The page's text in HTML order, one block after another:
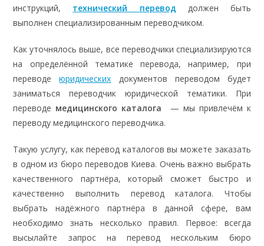
инструкций, технический перевод
должен быть
выполнен специализированным переводчиком.
Как уточнялось выше, все переводчики специализируются
на определённой тематике перевода, например, при
переводеюридических документов переводом будет
заниматься переводчик юридической тематики. При
переводе медицинского каталога — мы привлечём к
переводу медицинского переводчика.
Такую услугу, как перевод каталогов вы можете заказать
в одном из бюро переводов Киева. Очень важно выбрать
качественного партнёра, который сможет быстро и
качественно выполнить перевод каталога. Чтобы
выбрать надёжного партнёра в данной сфере, вам
необходимо знать несколько правил. Первое: всегда
высылайте запрос на перевод нескольким бюро